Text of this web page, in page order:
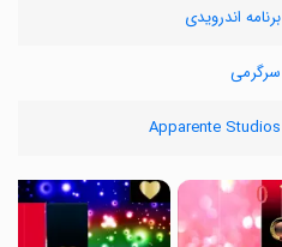
برنامه اندرویدی
سرگرمی
Apparente Studios